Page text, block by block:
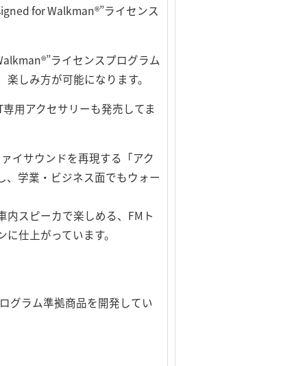
for Walkman®”ライセンス
ライセンスプログラム
しみ方が可能になります。
用アクセサリーも発売してま
イサウンドを再現する「アク
、学業・ビジネス面でもウォー
内スピーカで楽しめる、FMト
仕上がっています。
グラム準拠商品を開発してい